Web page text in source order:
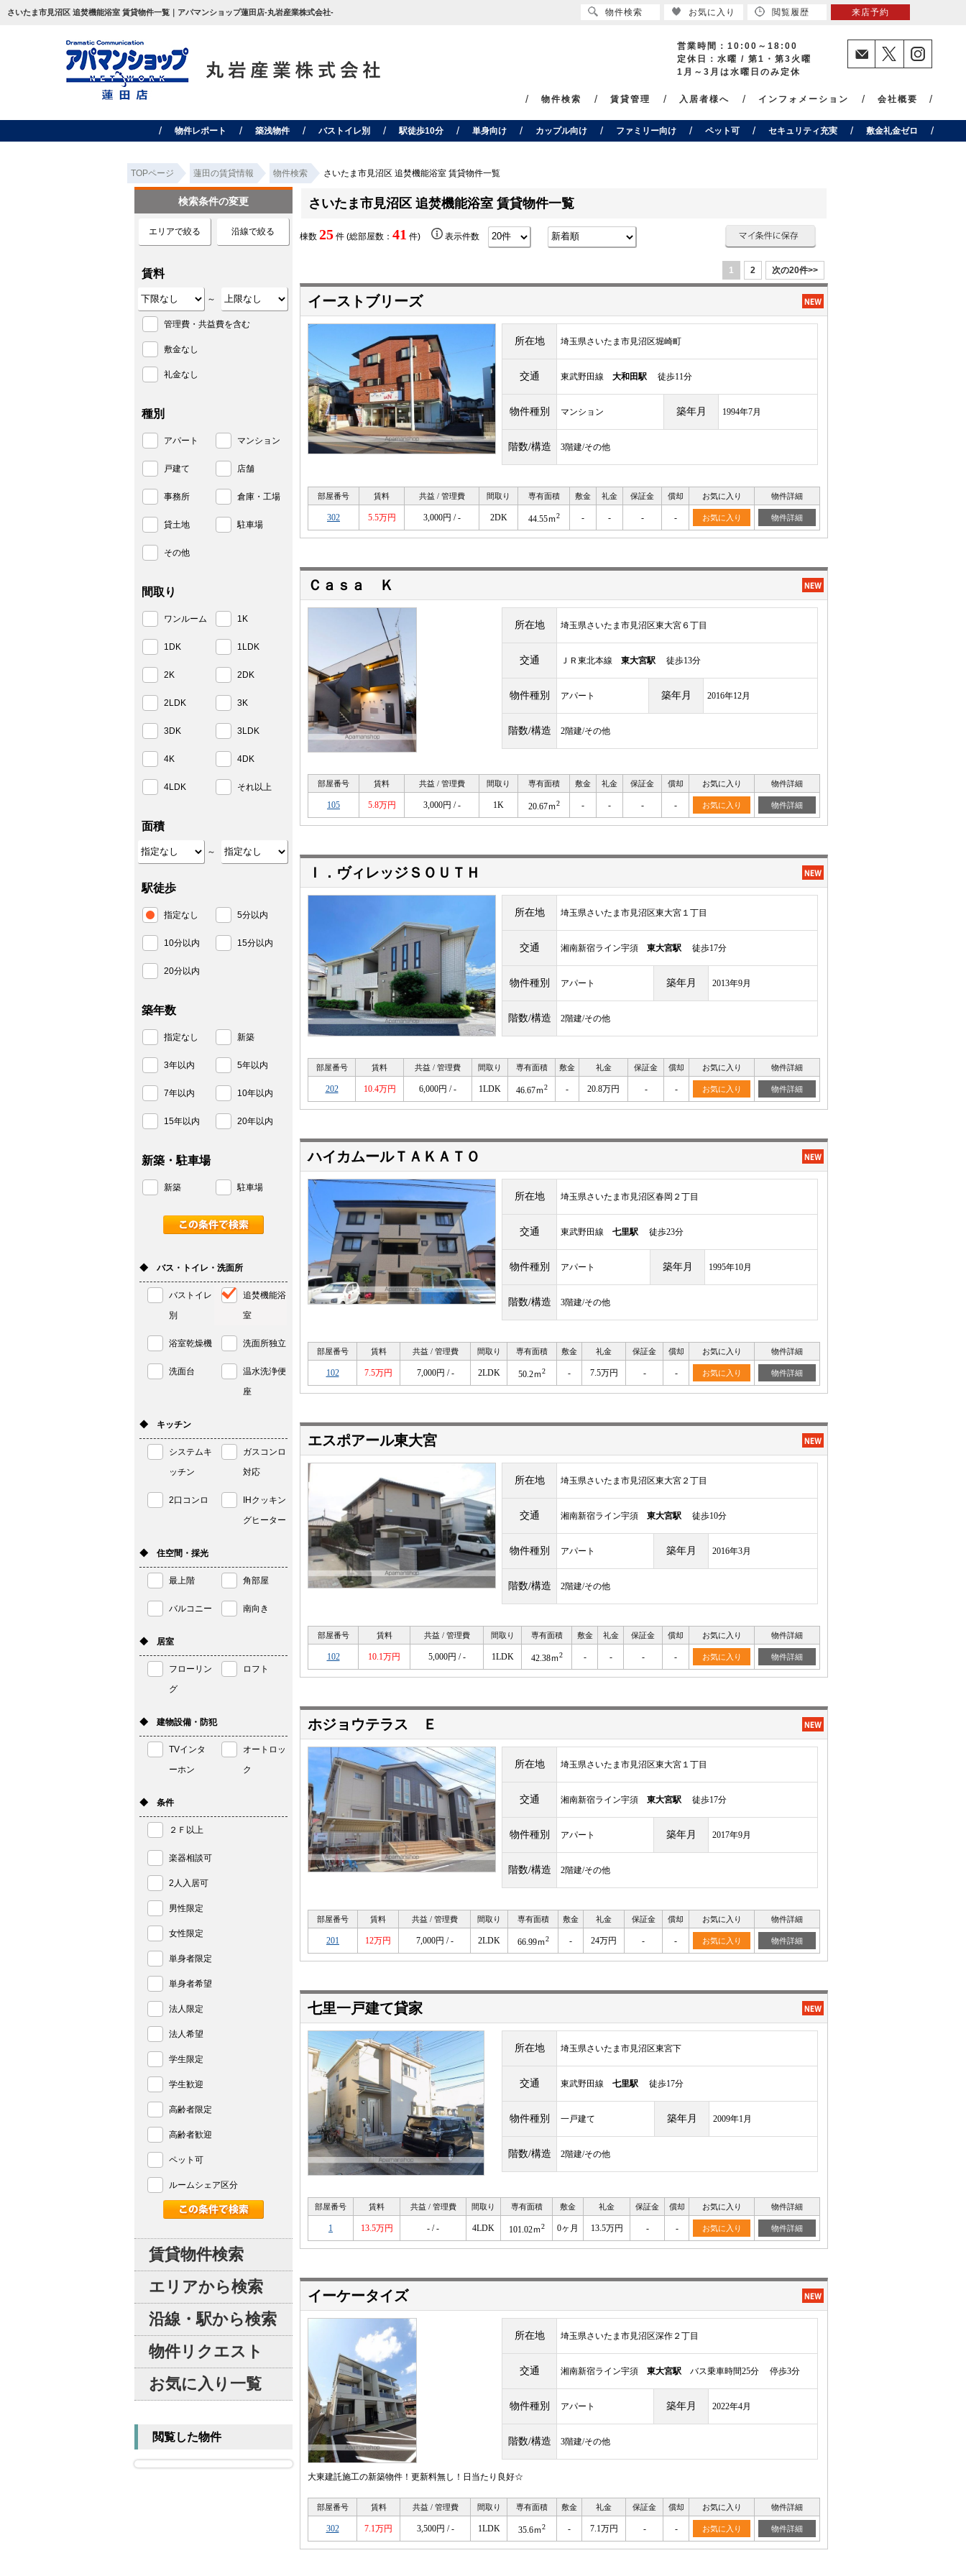
さいたま市見沼区 追焚機能浴室 賃貸物件一覧｜アパマンショップ蓮田店-丸岩産業株式会社-
営業時間：10:00～18:00
定休日：水曜 / 第1・第3火曜
1月～3月は水曜日のみ定休
物件検索 賃貸管理 入居者様へ インフォメーション 会社概要
物件レポート 築浅物件 バストイレ別 駅徒歩10分 単身向け カップル向け ファミリー向け ペット可 セキュリティ充実 敷金礼金ゼロ
TOPページ 蓮田の賃貸情報 物件検索 さいたま市見沼区 追焚機能浴室 賃貸物件一覧
さいたま市見沼区 追焚機能浴室 賃貸物件一覧
棟数 25 件 (総部屋数： 41 件) 表示件数
1 2 次の20件>>
イーストブリーズ
所在地 埼玉県さいたま市見沼区堀崎町
交通 東武野田線 大和田駅 徒歩11分
物件種別 マンション 築年月 1994年7月
階数/構造 3階建/その他
部屋番号 賃料 共益 / 管理費 間取り 専有面積 敷金 礼金 保証金 償却 お気に入り 物件詳細
302 5.5万円 3,000円 / - 2DK 44.55ｍ2 - - - - お気に入り 物件詳細
Ｃａｓａ Ｋ
所在地 埼玉県さいたま市見沼区東大宮６丁目
交通 ＪＲ東北本線 東大宮駅 徒歩13分
物件種別 アパート 築年月 2016年12月
階数/構造 2階建/その他
部屋番号 賃料 共益 / 管理費 間取り 専有面積 敷金 礼金 保証金 償却 お気に入り 物件詳細
105 5.8万円 3,000円 / - 1K 20.67ｍ2 - - - - お気に入り 物件詳細
Ｉ．ヴィレッジＳＯＵＴＨ
所在地 埼玉県さいたま市見沼区東大宮１丁目
交通 湘南新宿ライン宇須 東大宮駅 徒歩17分
物件種別 アパート 築年月 2013年9月
階数/構造 2階建/その他
部屋番号 賃料 共益 / 管理費 間取り 専有面積 敷金 礼金 保証金 償却 お気に入り 物件詳細
202 10.4万円 6,000円 / - 1LDK 46.67ｍ2 - 20.8万円 - - お気に入り 物件詳細
ハイカムールＴＡＫＡＴＯ
所在地 埼玉県さいたま市見沼区春岡２丁目
交通 東武野田線 七里駅 徒歩23分
物件種別 アパート 築年月 1995年10月
階数/構造 3階建/その他
部屋番号 賃料 共益 / 管理費 間取り 専有面積 敷金 礼金 保証金 償却 お気に入り 物件詳細
102 7.5万円 7,000円 / - 2LDK 50.2ｍ2 - 7.5万円 - - お気に入り 物件詳細
エスポアール東大宮
所在地 埼玉県さいたま市見沼区東大宮２丁目
交通 湘南新宿ライン宇須 東大宮駅 徒歩10分
物件種別 アパート 築年月 2016年3月
階数/構造 2階建/その他
部屋番号 賃料 共益 / 管理費 間取り 専有面積 敷金 礼金 保証金 償却 お気に入り 物件詳細
102 10.1万円 5,000円 / - 1LDK 42.38ｍ2 - - - - お気に入り 物件詳細
ホジョウテラス Ｅ
所在地 埼玉県さいたま市見沼区東大宮１丁目
交通 湘南新宿ライン宇須 東大宮駅 徒歩17分
物件種別 アパート 築年月 2017年9月
階数/構造 2階建/その他
部屋番号 賃料 共益 / 管理費 間取り 専有面積 敷金 礼金 保証金 償却 お気に入り 物件詳細
201 12万円 7,000円 / - 2LDK 66.99ｍ2 - 24万円 - - お気に入り 物件詳細
七里一戸建て貸家
所在地 埼玉県さいたま市見沼区東宮下
交通 東武野田線 七里駅 徒歩17分
物件種別 一戸建て 築年月 2009年1月
階数/構造 2階建/その他
部屋番号 賃料 共益 / 管理費 間取り 専有面積 敷金 礼金 保証金 償却 お気に入り 物件詳細
1 13.5万円 - / - 4LDK 101.02ｍ2 0ヶ月 13.5万円 - - お気に入り 物件詳細
イーケータイズ
所在地 埼玉県さいたま市見沼区深作２丁目
交通 湘南新宿ライン宇須 東大宮駅 バス乗車時間25分 停歩3分
物件種別 アパート 築年月 2022年4月
階数/構造 3階建/その他
大東建託施工の新築物件！更新料無し！日当たり良好☆
部屋番号 賃料 共益 / 管理費 間取り 専有面積 敷金 礼金 保証金 償却 お気に入り 物件詳細
302 7.1万円 3,500円 / - 1LDK 35.6ｍ2 - 7.1万円 - - お気に入り 物件詳細
検索条件の変更
エリアで絞る 沿線で絞る
賃料
～
管理費・共益費を含む
敷金なし
礼金なし
種別
アパート マンション
戸建て 店舗
事務所 倉庫・工場
貸土地 駐車場
その他
間取り
ワンルーム 1K
1DK 1LDK
2K 2DK
2LDK 3K
3DK 3LDK
4K 4DK
4LDK それ以上
面積
～
駅徒歩
指定なし 5分以内
10分以内 15分以内
20分以内
築年数
指定なし 新築
3年以内 5年以内
7年以内 10年以内
15年以内 20年以内
新築・駐車場
新築 駐車場
◆ バス・トイレ・洗面所
バストイレ
別
追焚機能浴
室
浴室乾燥機 洗面所独立
洗面台
温水洗浄便
座
◆ キッチン
システムキ
ッチン
ガスコンロ
対応
2口コンロ
IHクッキン
グヒーター
◆ 住空間・採光
最上階 角部屋
バルコニー 南向き
◆ 居室
フローリン
グ
ロフト
◆ 建物設備・防犯
TVインタ
ーホン
オートロッ
ク
◆ 条件
２Ｆ以上
楽器相談可
2人入居可
男性限定
女性限定
単身者限定
単身者希望
法人限定
法人希望
学生限定
学生歓迎
高齢者限定
高齢者歓迎
ペット可
ルームシェア区分
賃貸物件検索
エリアから検索
沿線・駅から検索
物件リクエスト
お気に入り一覧
閲覧した物件
物件検索 お気に入り 閲覧履歴 来店予約